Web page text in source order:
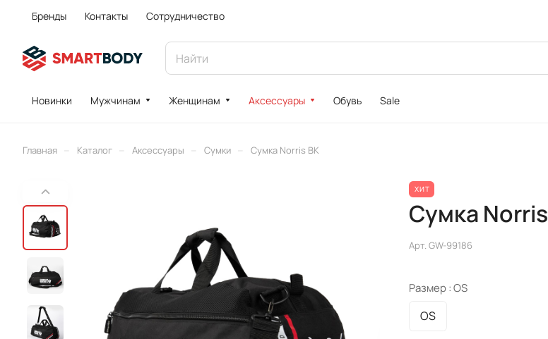
Бренды Контакты Сотрудничество
Новинки Мужчинам Женщинам Аксессуары Обувь Sale
Главная Каталог Аксессуары Сумки Сумка Norris BK
ХИТ
Сумка Norris
Арт. GW-99186
Размер :OS
OS